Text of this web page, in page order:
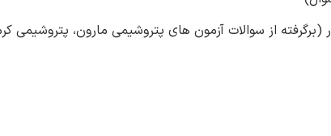
از سوالات آزمون های پتروشیمی مارون، پتروشیمی